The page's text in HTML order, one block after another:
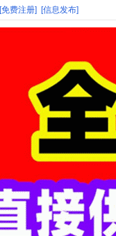
[免费注册] [信息发布]